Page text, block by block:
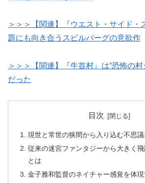
＞＞＞【関連】『ウエスト・サイド・
題にも向き合うスピルバーグの意欲作
＞＞＞【関連】『牛首村』は“恐怖の
だった
目次
現世と常世の狭間から入り込む不思
従来の迷宮ファンタジーから大きく
とは
金子雅和監督のネイチャー感覚を体